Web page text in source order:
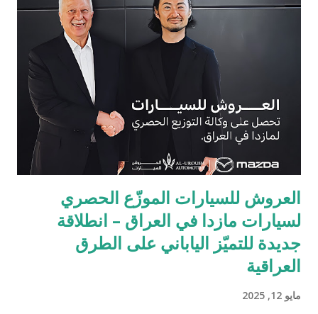
العروش للسيارات الموزّع الحصري
لسيارات مازدا في العراق – انطلاقة
جديدة للتميّز الياباني على الطرق
العراقية
مايو 12, 2025